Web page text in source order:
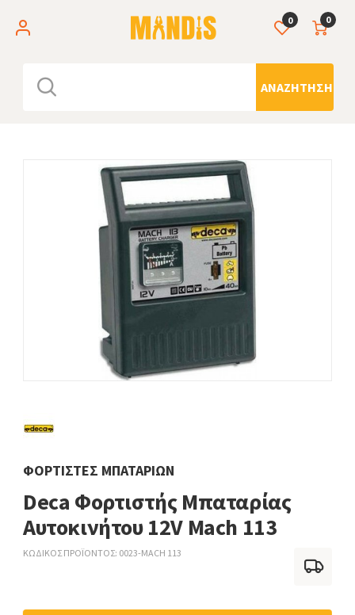
0
ΑΝΑΖΉΤΗΣΗ
0
ΦΟΡΤΙΣΤΈΣ ΜΠΑΤΑΡΙΏΝ
Deca Φορτιστής Μπαταρίας
Αυτοκινήτου 12V Mach 113
ΚΩΔΙΚΟΣ ΠΡΟΪΟΝΤΟΣ 0023-MACH 113